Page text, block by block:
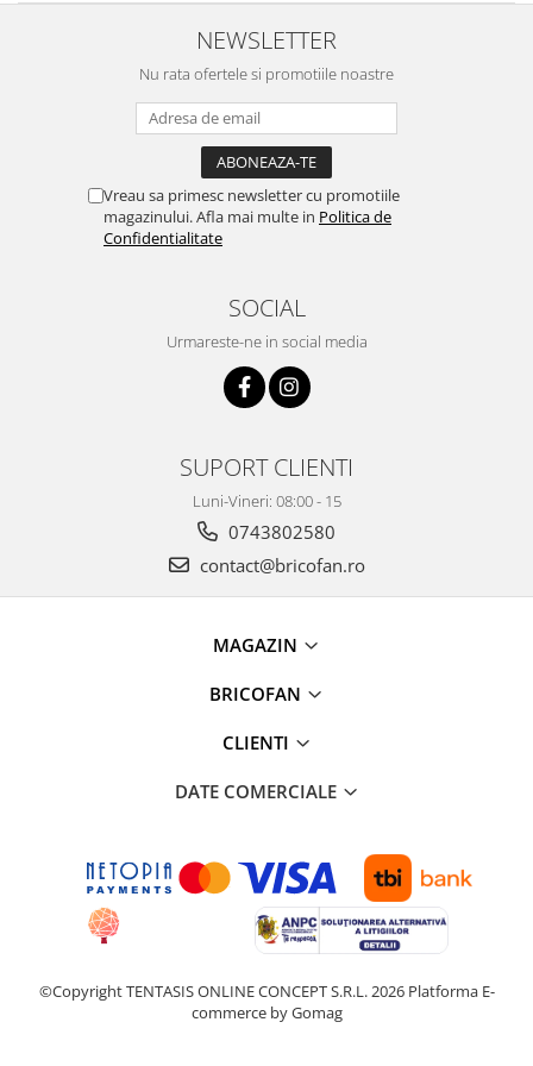
Perii de zapada si raclete
Pompe de transfer
Decoratiuni, ornamente si articole
Accesorii si componente craciun
Beteala si ghirlande Craciun
Decoratiuni luminoase exterioare &
Instalatii Craciun 220V
Instalatii liniare si role de furtun
luminos
Turturi/Franjuri 220V
Diverse pentru casa si camping
Feronerie
Balamale si zavoare
NEWSLETTER
Nu rata ofertele si promotiile noastre
Vreau sa primesc newsletter cu promotiile
magazinului. Afla mai multe in Politica de
Confidentialitate
SOCIAL
Urmareste-ne in social media
SUPORT CLIENTI
Luni-Vineri: 08:00 - 15
0743802580
contact@bricofan.ro
MAGAZIN
BRICOFAN
CLIENTI
DATE COMERCIALE
©Copyright TENTASIS ONLINE CONCEPT S.R.L. 2026 Platforma E-
commerce by Gomag